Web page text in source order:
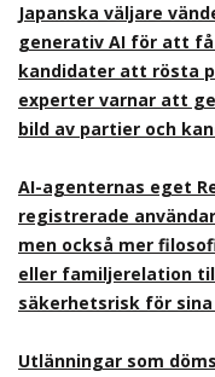
Japanska väljare
generativ AI för att
kandidater att rösta
experter varnar att
bild av partier och
AI-agenternas eget
registrerade
men också mer
eller familjerelation
säkerhetsrisk för
Utlänningar som